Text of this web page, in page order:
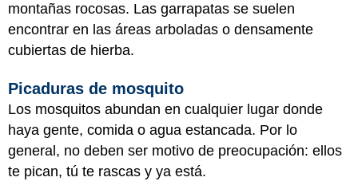
montañas rocosas. Las garrapatas se suelen
encontrar en las áreas arboladas o densamente
cubiertas de hierba.
Picaduras de mosquito
Los mosquitos abundan en cualquier lugar donde
haya gente, comida o agua estancada. Por lo
general, no deben ser motivo de preocupación: ellos
te pican, tú te rascas y ya está.